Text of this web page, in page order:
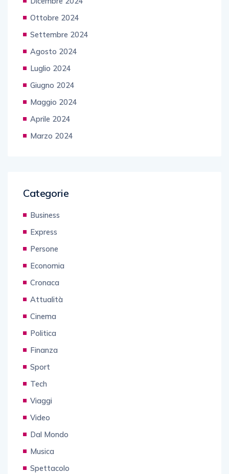
Ottobre 2024
Settembre 2024
Agosto 2024
Luglio 2024
Giugno 2024
Maggio 2024
Aprile 2024
Marzo 2024
Categorie
Business
Express
Persone
Economia
Cronaca
Attualità
Cinema
Politica
Finanza
Sport
Tech
Viaggi
Video
Dal Mondo
Musica
Spettacolo